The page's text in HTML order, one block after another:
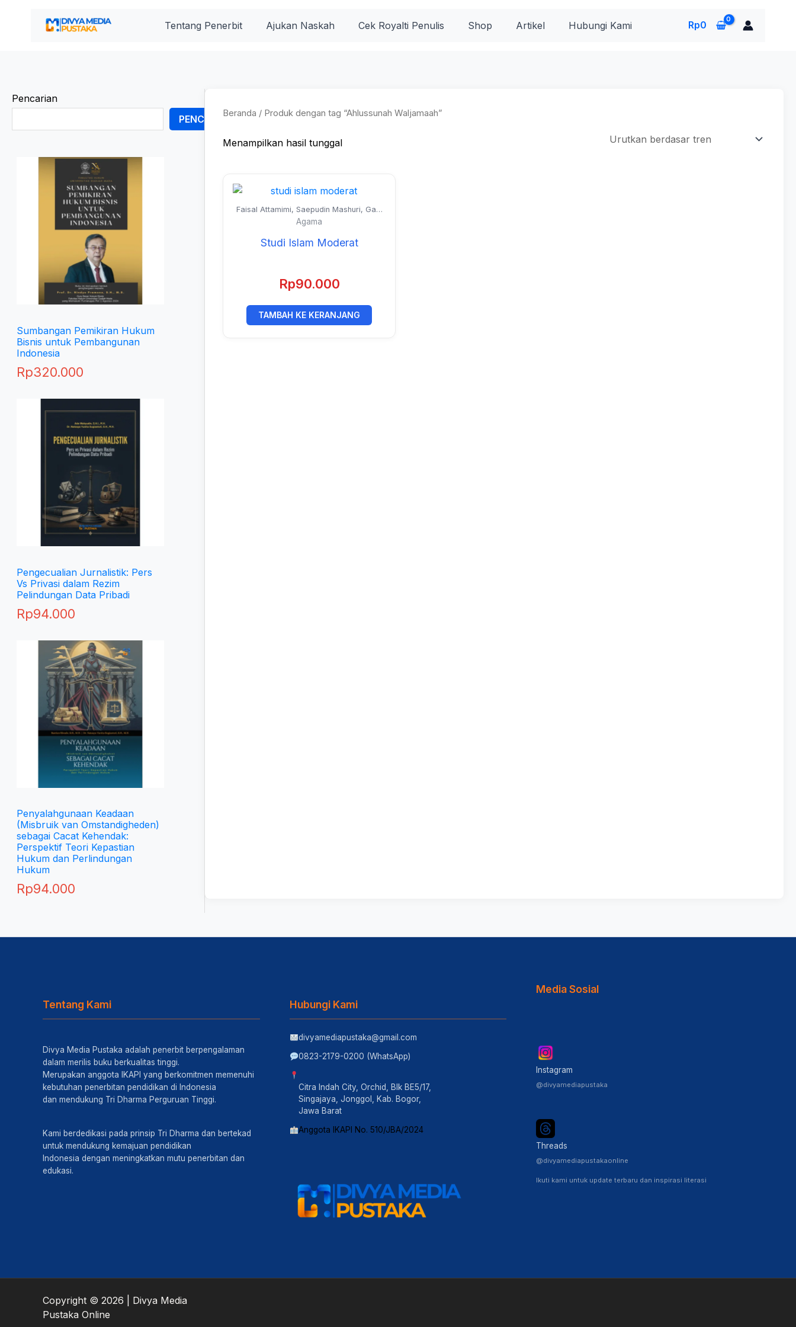
Tentang Penerbit Ajukan Naskah Cek Royalti Penulis Shop Artikel Hubungi Kami Rp0
Pencarian
PENCARIAN
Sumbangan Pemikiran Hukum
Bisnis untuk Pembangunan
Indonesia
Rp320.000
Pengecualian Jurnalistik: Pers
Vs Privasi dalam Rezim
Pelindungan Data Pribadi
Rp94.000
Penyalahgunaan Keadaan
(Misbruik van Omstandigheden)
sebagai Cacat Kehendak:
Perspektif Teori Kepastian
Hukum dan Perlindungan
Hukum
Rp94.000
Beranda / Produk dengan tag “Ahlussunah Waljamaah”
Menampilkan hasil tunggal
Faisal Attamimi, Saepudin Mashuri, Gani
Jumat, Adam, Muhammad Syarif
Hasyim, Muhammad Rafiiy, dan Ahmad
Arief
Agama
Studi Islam Moderat
Rp90.000
TAMBAH KE KERANJANG
Tentang Kami
Divya Media Pustaka adalah penerbit berpengalaman
dalam merilis buku berkualitas tinggi.
Merupakan anggota IKAPI yang berkomitmen memenuhi
kebutuhan penerbitan pendidikan di Indonesia
dan mendukung Tri Dharma Perguruan Tinggi.
Kami berdedikasi pada prinsip Tri Dharma dan bertekad
untuk mendukung kemajuan pendidikan
Indonesia dengan meningkatkan mutu penerbitan dan
edukasi.
Hubungi Kami
divyamediapustaka@gmail.com
0823-2179-0200 (WhatsApp)
Citra Indah City, Orchid, Blk BE5/17,
Singajaya, Jonggol, Kab. Bogor,
Jawa Barat
Anggota IKAPI No. 510/JBA/2024
Media Sosial
Instagram
@divyamediapustaka
Threads
@divyamediapustakaonline
Ikuti kami untuk update terbaru dan inspirasi literasi
Copyright © 2026 | Divya Media
Pustaka Online